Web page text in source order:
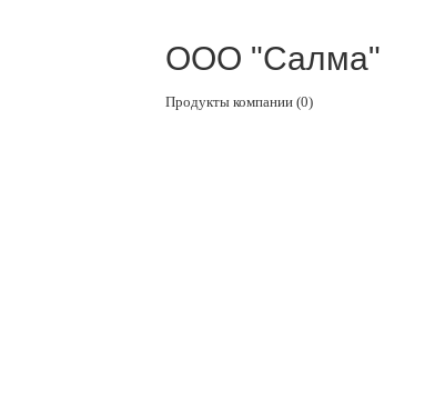
ООО "Салма"
Продукты компании (0)